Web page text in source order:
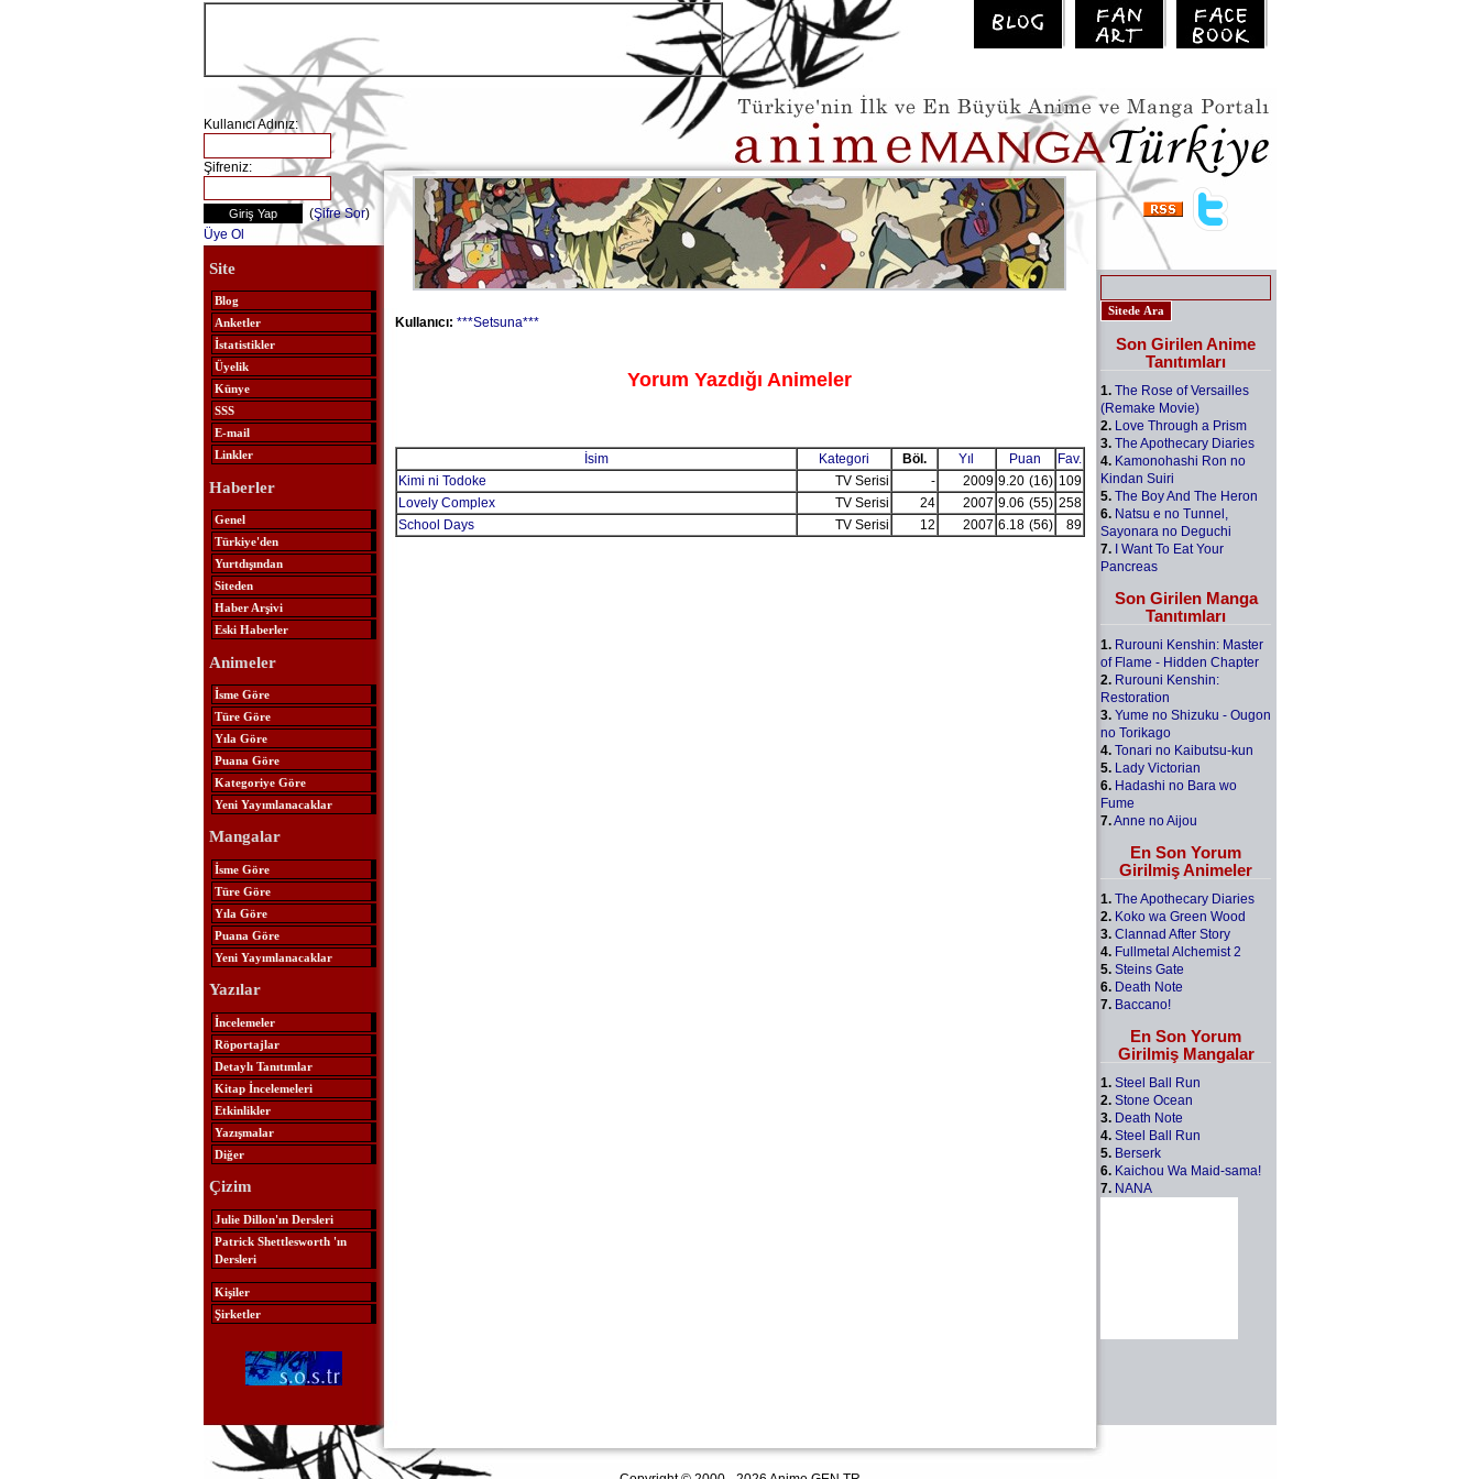
Kullanıcı Adınız:
Şifreniz:
(Şifre Sor)
Üye Ol
Site
Blog
Anketler
İstatistikler
Üyelik
Künye
SSS
E-mail
Linkler
Haberler
Genel
Türkiye'den
Yurtdışından
Siteden
Haber Arşivi
Eski Haberler
Animeler
İsme Göre
Türe Göre
Yıla Göre
Puana Göre
Kategoriye Göre
Yeni Yayımlanacaklar
Mangalar
İsme Göre
Türe Göre
Yıla Göre
Puana Göre
Yeni Yayımlanacaklar
Yazılar
İncelemeler
Röportajlar
Detaylı Tanıtımlar
Kitap İncelemeleri
Etkinlikler
Yazışmalar
Diğer
Çizim
Julie Dillon'ın Dersleri
Patrick Shettlesworth 'ın
Dersleri
Kişiler
Şirketler
Kullanıcı: ***Setsuna***
Yorum Yazdığı Animeler
İsim Kategori Böl. Yıl Puan
Fav.
Kimi ni Todoke
TV Serisi - 2009 9.20 (16) 109
Lovely Complex
TV Serisi 24 2007 9.06 (55) 258
School Days
TV Serisi 12 2007 6.18 (56) 89
Son Girilen Anime
Tanıtımları
1. The Rose of Versailles
(Remake Movie)
2. Love Through a Prism
3. The Apothecary Diaries
4. Kamonohashi Ron no
Kindan Suiri
5. The Boy And The Heron
6. Natsu e no Tunnel,
Sayonara no Deguchi
7. I Want To Eat Your
Pancreas
Son Girilen Manga
Tanıtımları
1. Rurouni Kenshin: Master
of Flame - Hidden Chapter
2. Rurouni Kenshin:
Restoration
3. Yume no Shizuku - Ougon
no Torikago
4. Tonari no Kaibutsu-kun
5. Lady Victorian
6. Hadashi no Bara wo
Fume
7.Anne no Aijou
En Son Yorum
Girilmiş Animeler
1. The Apothecary Diaries
2. Koko wa Green Wood
3. Clannad After Story
4. Fullmetal Alchemist 2
5. Steins Gate
6. Death Note
7. Baccano!
En Son Yorum
Girilmiş Mangalar
1. Steel Ball Run
2. Stone Ocean
3. Death Note
4. Steel Ball Run
5. Berserk
6. Kaichou Wa Maid-sama!
7. NANA